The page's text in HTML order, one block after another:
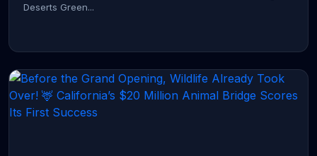
Deserts Green...